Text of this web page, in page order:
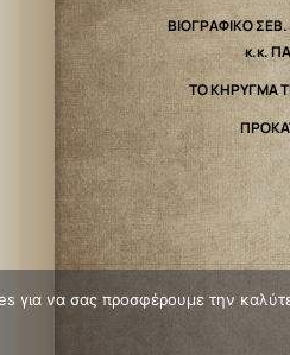
ΒΙΟΓΡΑΦΙΚΟ
κ.κ.
ΤΟ ΚΗΡΥΓΜΑ
για να σας προσφέρουμε την